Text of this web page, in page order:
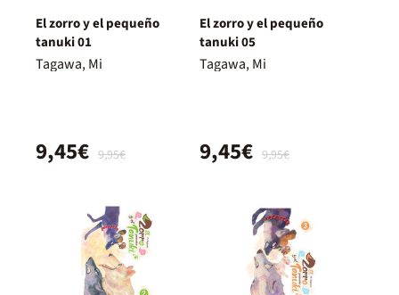
El zorro y el pequeño
tanuki 01
Tagawa, Mi
9,95€
9,45€
El zorro y el pequeño
tanuki 05
Tagawa, Mi
9,95€
9,45€